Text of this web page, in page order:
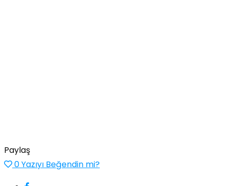
Paylaş
0Yazıyı Beğendin mi?